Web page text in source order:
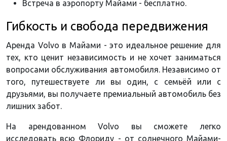
Встреча в аэропорту Майами - бесплатно.
Гибкость и свобода передвижения
Аренда Volvo в Майами - это идеальное решение для
тех, кто ценит независимость и не хочет заниматься
вопросами обслуживания автомобиля. Независимо от
того, путешествуете ли вы один, с семьёй или с
друзьями, вы получаете премиальный автомобиль без
лишних забот.
На арендованном Volvo вы сможете легко
исследовать всю Флориду - от солнечного Майами-